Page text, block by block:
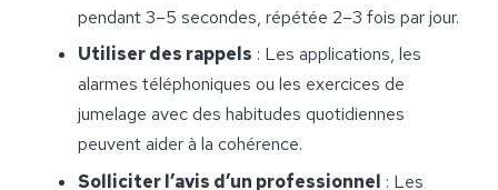
pendant 3–5 secondes, répétée 2–3 fois par jour.
Utiliser des rappels : Les applications, les
alarmes téléphoniques ou les exercices de
jumelage avec des habitudes quotidiennes
peuvent aider à la cohérence.
Solliciter l’avis d’un professionnel : Les